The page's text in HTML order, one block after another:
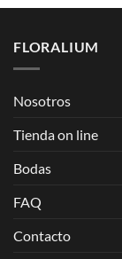
FLORALIUM
Nosotros
Tienda on line
Bodas
FAQ
Contacto